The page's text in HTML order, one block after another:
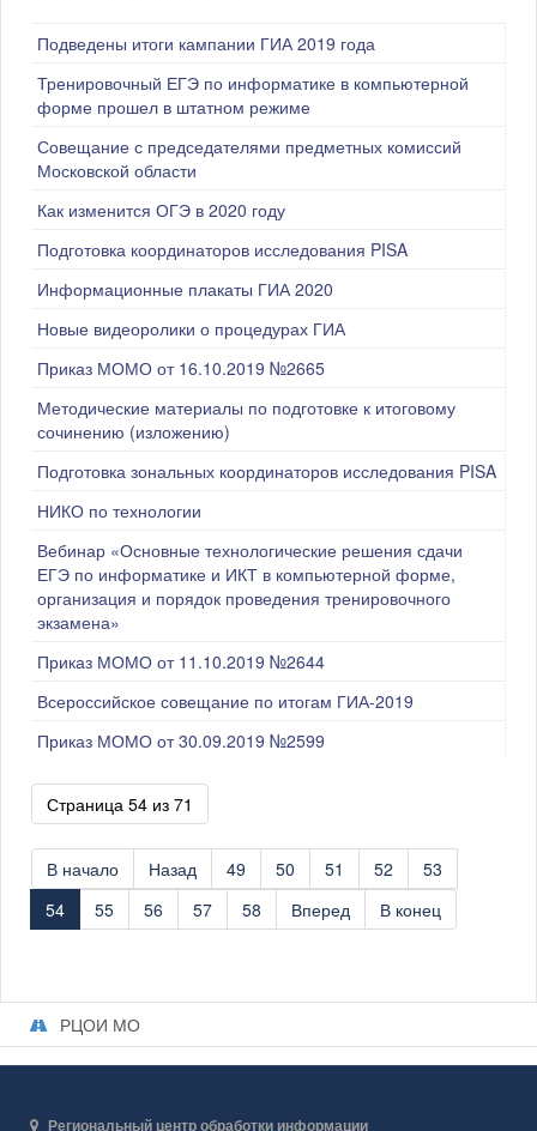
Подведены итоги кампании ГИА 2019 года
Тренировочный ЕГЭ по информатике в компьютерной
форме прошел в штатном режиме
Совещание с председателями предметных комиссий
Московской области
Как изменится ОГЭ в 2020 году
Подготовка координаторов исследования PISA
Информационные плакаты ГИА 2020
Новые видеоролики о процедурах ГИА
Приказ МОМО от 16.10.2019 №2665
Методические материалы по подготовке к итоговому
сочинению (изложению)
Подготовка зональных координаторов исследования PISA
НИКО по технологии
Вебинар «Основные технологические решения сдачи
ЕГЭ по информатике и ИКТ в компьютерной форме,
организация и порядок проведения тренировочного
экзамена»
Приказ МОМО от 11.10.2019 №2644
Всероссийское совещание по итогам ГИА-2019
Приказ МОМО от 30.09.2019 №2599
Страница 54 из 71
В начало Назад 49 50 51 52
53
54
55 56 57 58 Вперед В конец
РЦОИ МО
Региональный центр обработки информации